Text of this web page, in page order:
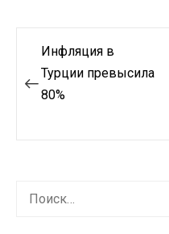
Навигация
по
Инфляция в
Турции превысила
80%
Найти: